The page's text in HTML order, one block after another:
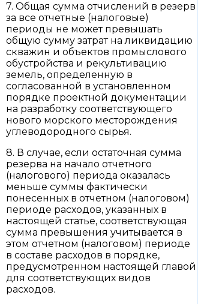
7. Общая сумма отчислений в резерв
за все отчетные (налоговые)
периоды не может превышать
общую сумму затрат на ликвидацию
скважин и объектов промыслового
обустройства и рекультивацию
земель, определенную в
согласованной в установленном
порядке проектной документации
на разработку соответствующего
нового морского месторождения
углеводородного сырья.
8. В случае, если остаточная сумма
резерва на начало отчетного
(налогового) периода оказалась
меньше суммы фактически
понесенных в отчетном (налоговом)
периоде расходов, указанных в
настоящей статье, соответствующая
сумма превышения учитывается в
этом отчетном (налоговом) периоде
в составе расходов в порядке,
предусмотренном настоящей главой
для соответствующих видов
расходов.